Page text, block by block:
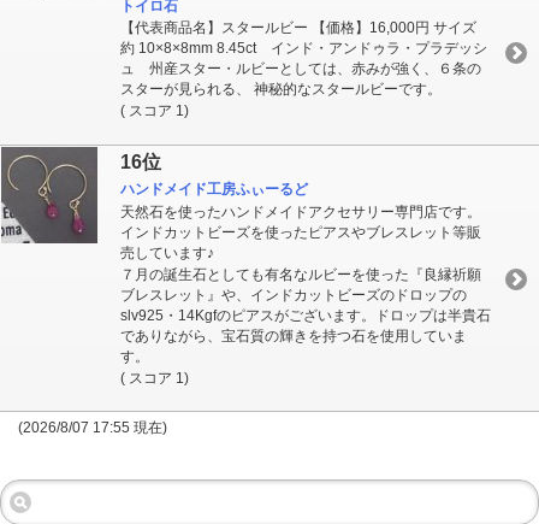
トイロ石
【代表商品名】スタールビー 【価格】16,000円 サイズ
約 10×8×8mm 8.45ct インド・アンドゥラ・プラデッシ
ュ 州産スター・ルビーとしては、赤みが強く、６条の
スターが見られる、 神秘的なスタールビーです。
( スコア 1)
16位
ハンドメイド工房ふぃーるど
天然石を使ったハンドメイドアクセサリー専門店です。
インドカットビーズを使ったピアスやブレスレット等販
売しています♪
７月の誕生石としても有名なルビーを使った『良縁祈願
ブレスレット』や、インドカットビーズのドロップの
slv925・14Kgfのピアスがございます。ドロップは半貴石
でありながら、宝石質の輝きを持つ石を使用していま
す。
( スコア 1)
(2026/8/07 17:55 現在)